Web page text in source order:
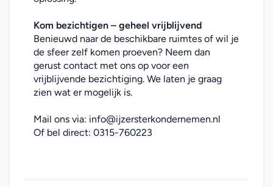
Kom bezichtigen – geheel vrijblijvend
Benieuwd naar de beschikbare ruimtes of wil je
de sfeer zelf komen proeven? Neem dan
gerust contact met ons op voor een
vrijblijvende bezichtiging. We laten je graag
zien wat er mogelijk is.
Mail ons via: info@ijzersterkondernemen.nl
Of bel direct: 0315-760223